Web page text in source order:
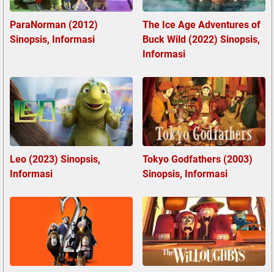
ParaNorman (2012)
Sinopsis, Informasi
The Ice Age Adventures of
Buck Wild (2022) Sinopsis,
Informasi
Leo (2023) Sinopsis,
Informasi
Tokyo Godfathers (2003)
Sinopsis, Informasi